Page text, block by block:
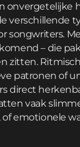
onvergetelijke
verschillende
songwriters.
– die
zitten.
patronen of
direct
vaak
of emotionele